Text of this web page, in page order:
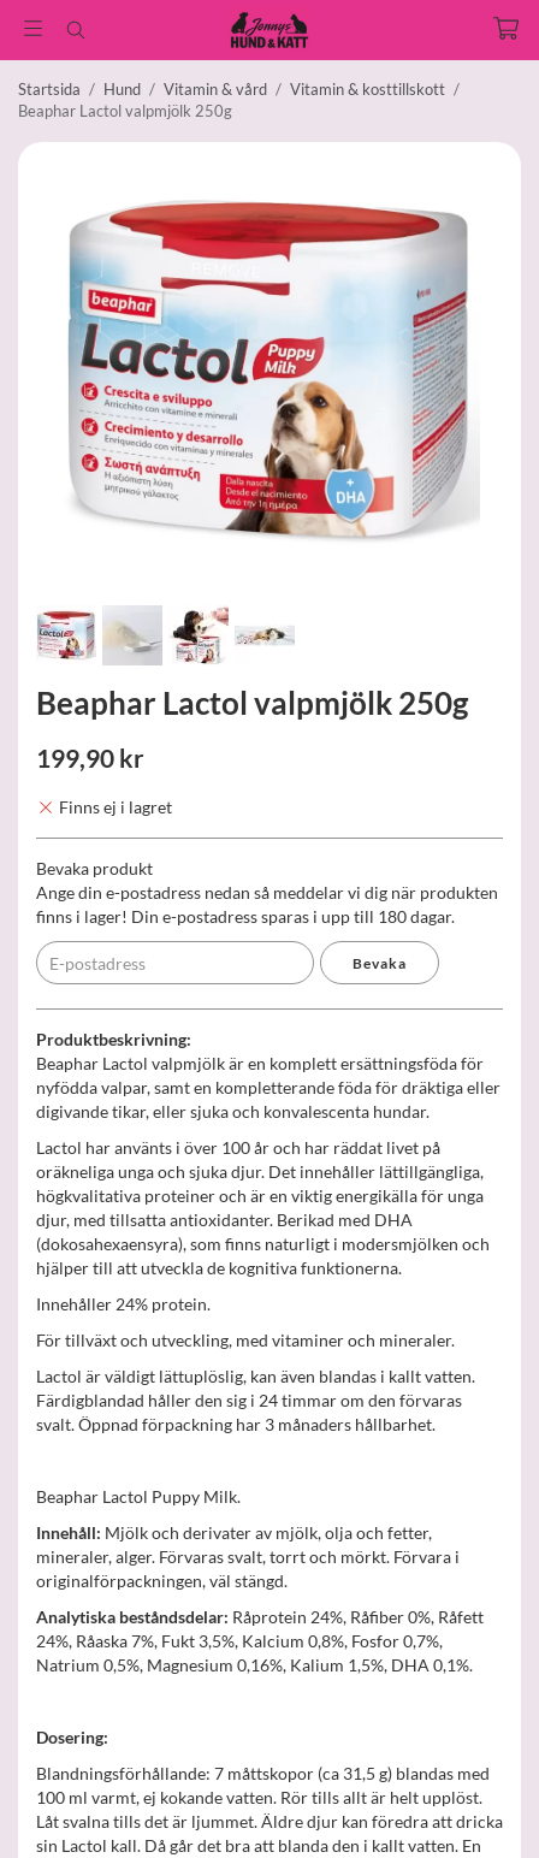
Startsida / Hund / Vitamin & vård / Vitamin & kosttillskott /
Beaphar Lactol valpmjölk 250g
Beaphar Lactol valpmjölk 250g
199,90 kr
Finns ej i lagret
Bevaka produkt
Ange din e-postadress nedan så meddelar vi dig när produkten
finns i lager! Din e-postadress sparas i upp till 180 dagar.
Bevaka
Produktbeskrivning:
Beaphar Lactol valpmjölk är en komplett ersättningsföda för
nyfödda valpar, samt en kompletterande föda för dräktiga eller
digivande tikar, eller sjuka och konvalescenta hundar.
Lactol har använts i över 100 år och har räddat livet på
oräkneliga unga och sjuka djur. Det innehåller lättillgängliga,
högkvalitativa proteiner och är en viktig energikälla för unga
djur, med tillsatta antioxidanter. Berikad med DHA
(dokosahexaensyra), som finns naturligt i modersmjölken och
hjälper till att utveckla de kognitiva funktionerna.
Innehåller 24% protein.
För tillväxt och utveckling, med vitaminer och mineraler.
Lactol är väldigt lättuplöslig, kan även blandas i kallt vatten.
Färdigblandad håller den sig i 24 timmar om den förvaras
svalt. Öppnad förpackning har 3 månaders hållbarhet.
Beaphar Lactol Puppy Milk.
Innehåll: Mjölk och derivater av mjölk, olja och fetter,
mineraler, alger. Förvaras svalt, torrt och mörkt. Förvara i
originalförpackningen, väl stängd.
Analytiska beståndsdelar: Råprotein 24%, Råfiber 0%, Råfett
24%, Råaska 7%, Fukt 3,5%, Kalcium 0,8%, Fosfor 0,7%,
Natrium 0,5%, Magnesium 0,16%, Kalium 1,5%, DHA 0,1%.
Dosering:
Blandningsförhållande: 7 måttskopor (ca 31,5 g) blandas med
100 ml varmt, ej kokande vatten. Rör tills allt är helt upplöst.
Låt svalna tills det är ljummet. Äldre djur kan föredra att dricka
sin Lactol kall. Då går det bra att blanda den i kallt vatten. En